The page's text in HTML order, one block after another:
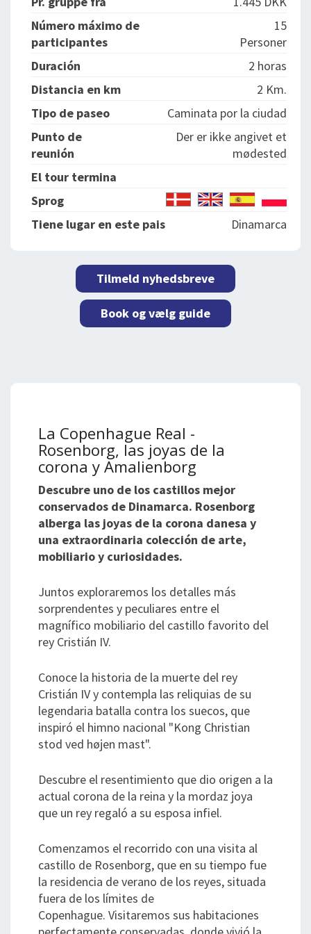
Número máximo de
participantes
15
Personer
Duración
2 horas
Distancia en km
2 Km.
Tipo de paseo
Caminata por la ciudad
Punto de
reunión
Der er ikke angivet et
mødested
El tour termina
Sprog
Tiene lugar en este pais
Dinamarca
Tilmeld nyhedsbreve
Book og vælg guide
La Copenhague Real -
Rosenborg, las joyas de la
corona y Amalienborg
Descubre uno de los castillos mejor
conservados de Dinamarca. Rosenborg
alberga las joyas de la corona danesa y
una extraordinaria colección de arte,
mobiliario y curiosidades.
Juntos exploraremos los detalles más
sorprendentes y peculiares entre el
magnífico mobiliario del castillo favorito del
rey Cristián IV.
Conoce la historia de la muerte del rey
Cristián IV y contempla las reliquias de su
legendaria batalla contra los suecos, que
inspiró el himno nacional "Kong Christian
stod ved højen mast".
Descubre el resentimiento que dio origen a la
actual corona de la reina y la mordaz joya
que un rey regaló a su esposa infiel.
Comenzamos el recorrido con una visita al
castillo de Rosenborg, que en su tiempo fue
la residencia de verano de los reyes, situada
fuera de los límites de
Copenhague. Visitaremos sus habitaciones